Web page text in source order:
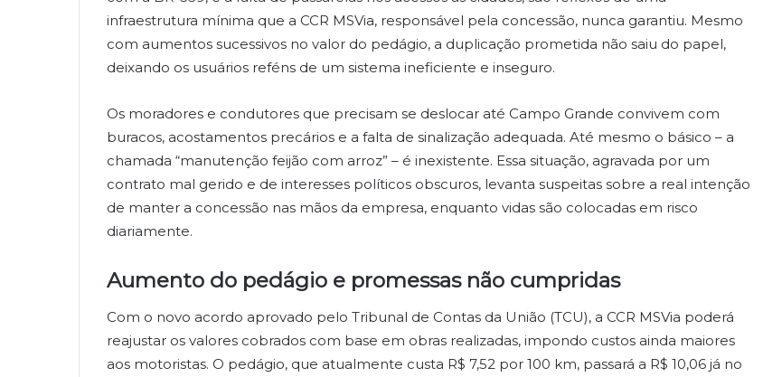
infraestrutura mínima que a CCR MSVia, responsável pela concessão, nunca garantiu. Mesmo
com aumentos sucessivos no valor do pedágio, a duplicação prometida não saiu do papel,
deixando os usuários reféns de um sistema ineficiente e inseguro.
Os moradores e condutores que precisam se deslocar até Campo Grande convivem com
buracos, acostamentos precários e a falta de sinalização adequada. Até mesmo o básico – a
chamada “manutenção feijão com arroz” – é inexistente. Essa situação, agravada por um
contrato mal gerido e de interesses políticos obscuros, levanta suspeitas sobre a real intenção
de manter a concessão nas mãos da empresa, enquanto vidas são colocadas em risco
diariamente.
Aumento do pedágio e promessas não cumpridas
Com o novo acordo aprovado pelo Tribunal de Contas da União (TCU), a CCR MSVia poderá
reajustar os valores cobrados com base em obras realizadas, impondo custos ainda maiores
aos motoristas. O pedágio, que atualmente custa R$ 7,52 por 100 km, passará a R$ 10,06 já no